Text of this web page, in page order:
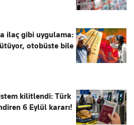
ilaç gibi uygulama:
otobüste bile
kilitlendi: Türk
6 Eylül kararı!